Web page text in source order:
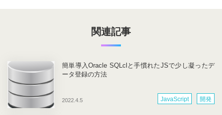
関連記事
2022.4.5
簡単導入Oracle SQLclと手慣れたJSで少し凝ったデ
ータ登録の方法
JavaScript 開発